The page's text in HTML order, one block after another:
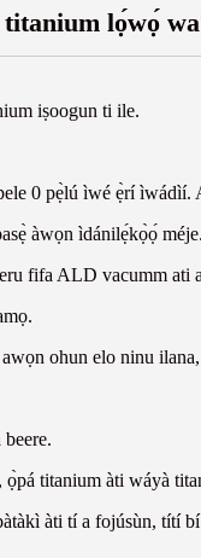
lọ́wọ́
iṣoogun ti ile.
0 pẹ̀lú ìwé ẹ̀rí ìwádìí.
àwọn ìdánilẹ́kọ̀ọ́ méje.
fifa ALD vacumm ati
ohun elo ninu
titanium àti wáyà
àti tí a fojúsùn, títí